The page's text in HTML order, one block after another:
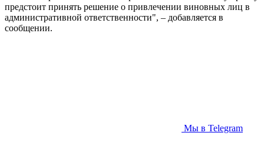
предстоит принять решение о привлечении виновных лиц в
административной ответственности", – добавляется в
сообщении.
Мы в Telegram